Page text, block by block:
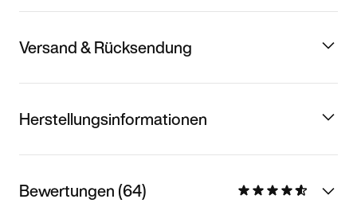
Versand & Rücksendung
Herstellungsinformationen
Bewertungen (64)